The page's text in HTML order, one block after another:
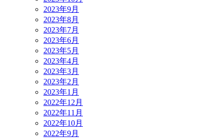
2023年9月
2023年8月
2023年7月
2023年6月
2023年5月
2023年4月
2023年3月
2023年2月
2023年1月
2022年12月
2022年11月
2022年10月
2022年9月